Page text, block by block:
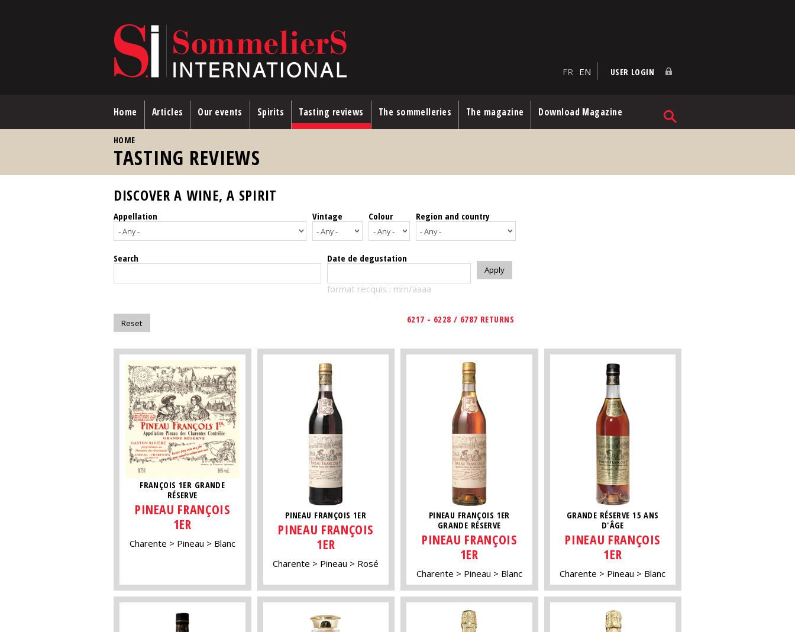
FR EN USER LOGIN
Home Articles Our events Spirits Tasting reviews The sommelleries The magazine Download Magazine
HOME
TASTING REVIEWS
DISCOVER A WINE, A SPIRIT
Appellation Vintage Colour Region and country
Search Date de degustation
format recquis : mm/aaaa
6217 - 6228 / 6787 RETURNS
FRANÇOIS 1ER GRANDE
RÉSERVE
PINEAU FRANÇOIS
1ER
Charente Pineau Blanc
PINEAU FRANÇOIS 1ER
PINEAU FRANÇOIS
1ER
Charente Pineau Rosé
PINEAU FRANÇOIS 1ER
GRANDE RÉSERVE
PINEAU FRANÇOIS
1ER
Charente Pineau Blanc
GRANDE RÉSERVE 15 ANS
D'ÂGE
PINEAU FRANÇOIS
1ER
Charente Pineau Blanc